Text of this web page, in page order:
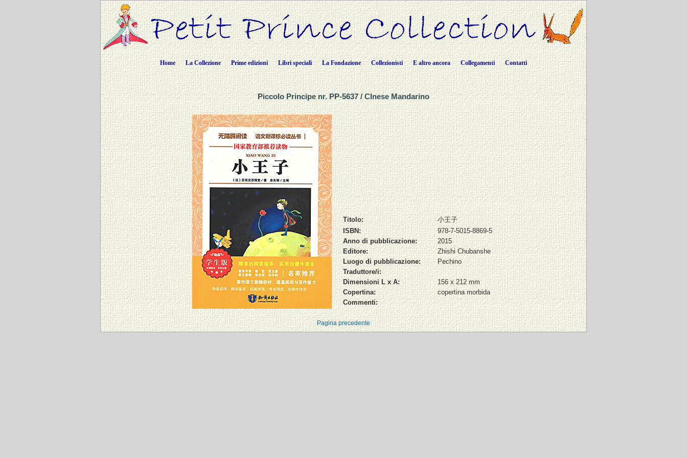
Home La Collezione Prime edizioni Libri speciali La Fondazione Collezionisti E altro ancora Collegamenti Contatti
Piccolo Principe nr. PP-5637 / CInese Mandarino
Titolo:
小王子
ISBN:
978-7-5015-8869-5
Anno di pubblicazione:
2015
Editore:
Zhishi Chubanshe
Luogo di pubblicazione:
Pechino
Traduttore/i:
Dimensioni L x A:
156 x 212 mm
Copertina:
copertina morbida
Commenti:
Pagina precedente